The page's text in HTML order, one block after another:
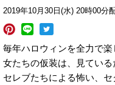
2019年10月30日(水) 20時00分
毎年ハロウィンを全力で
女たちの仮装は、見ている
セレブたちによる怖い、